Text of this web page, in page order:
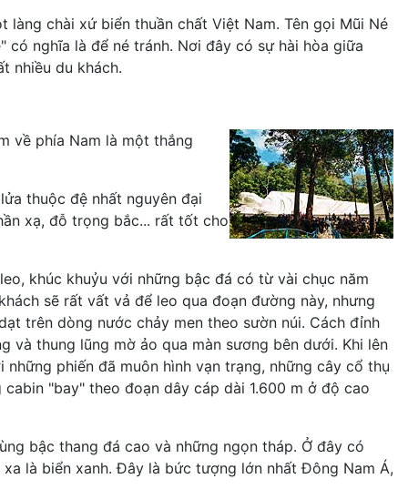
chài xứ biển thuần chất Việt Nam. Tên gọi Mũi Né
nghĩa là để né tránh. Nơi đây có sự hài hòa giữa
nhiều du khách.
về phía Nam là một thắng
thuộc đệ nhất nguyên đại
xạ, đỗ trọng bắc... rất tốt cho
khúc khuỷu với những bậc đá có từ vài chục năm
sẽ rất vất vả để leo qua đoạn đường này, nhưng
trên dòng nước chảy men theo sườn núi. Cách đỉnh
và thung lũng mờ ảo qua màn sương bên dưới. Khi lên
phiến đã muôn hình vạn trạng, những cây cổ thụ
"bay" theo đoạn dây cáp dài 1.600 m ở độ cao
bậc thang đá cao và những ngọn tháp. Ở đây có
là biển xanh. Đây là bức tượng lớn nhất Đông Nam Á,